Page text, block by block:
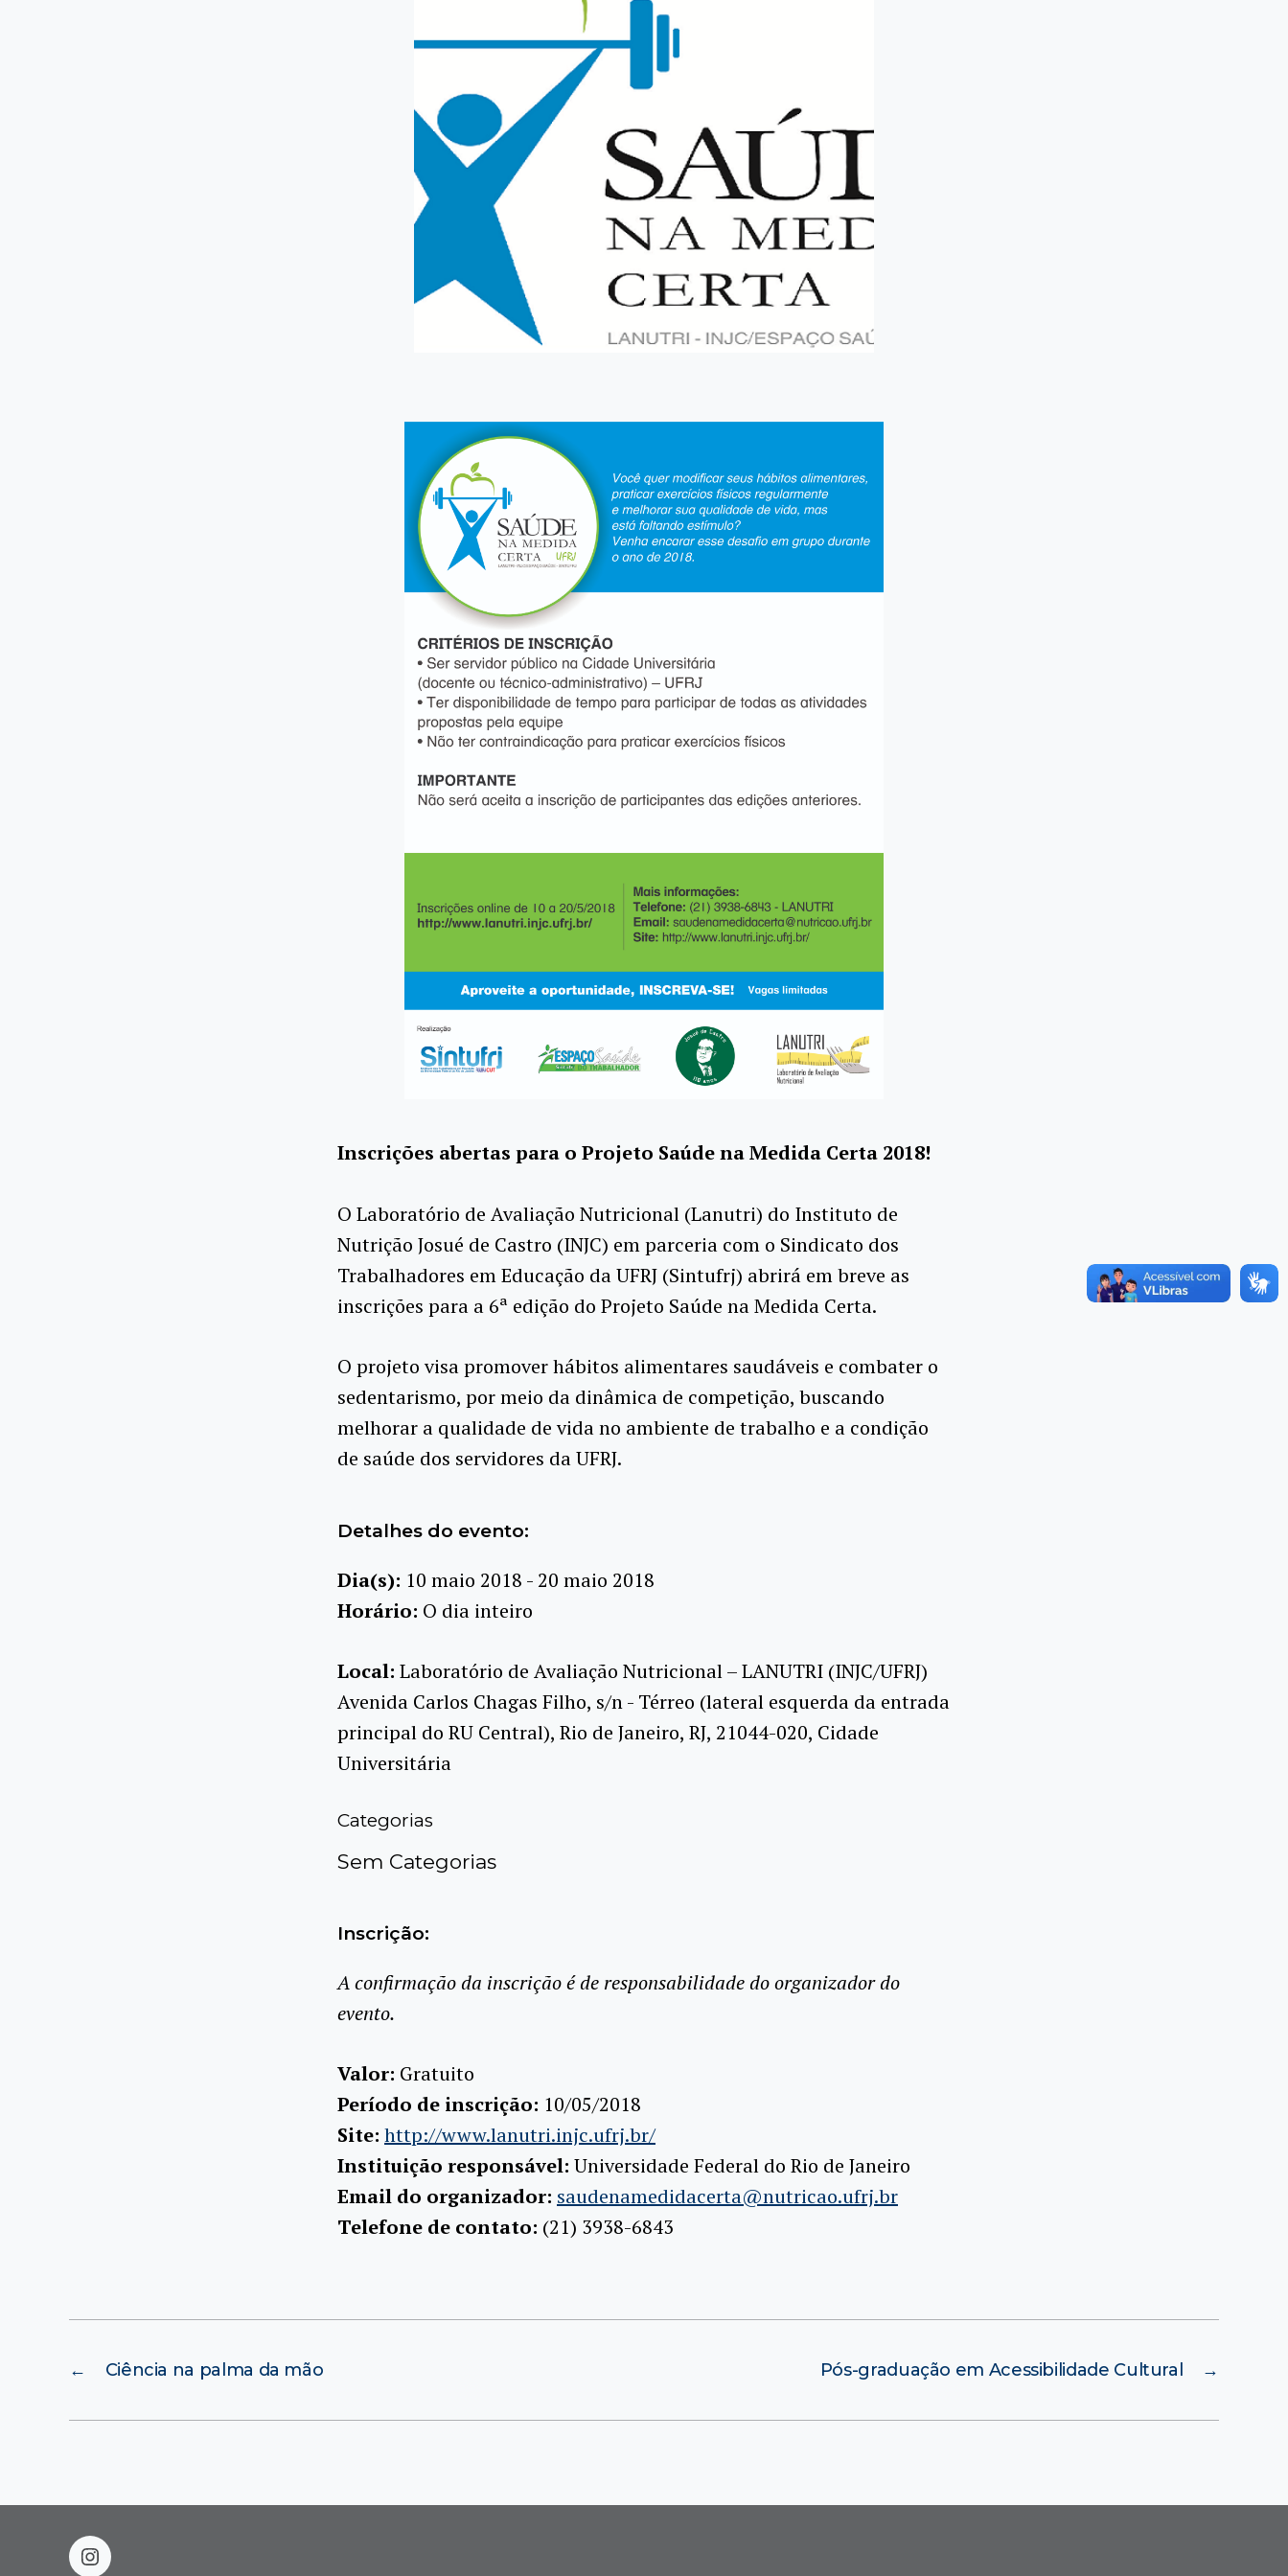
Inscrições abertas para o Projeto Saúde na Medida Certa 2018!
O Laboratório de Avaliação Nutricional (Lanutri) do Instituto de
Nutrição Josué de Castro (INJC) em parceria com o Sindicato dos
Trabalhadores em Educação da UFRJ (Sintufrj) abrirá em breve as
inscrições para a 6ª edição do Projeto Saúde na Medida Certa.
O projeto visa promover hábitos alimentares saudáveis e combater o
sedentarismo, por meio da dinâmica de competição, buscando
melhorar a qualidade de vida no ambiente de trabalho e a condição
de saúde dos servidores da UFRJ.
Detalhes do evento:
Dia(s): 10 maio 2018 - 20 maio 2018
Horário: O dia inteiro
Local: Laboratório de Avaliação Nutricional – LANUTRI (INJC/UFRJ)
Avenida Carlos Chagas Filho, s/n - Térreo (lateral esquerda da entrada
principal do RU Central), Rio de Janeiro, RJ, 21044-020, Cidade
Universitária
Categorias
Sem Categorias
Inscrição:
A confirmação da inscrição é de responsabilidade do organizador do
evento.
Valor: Gratuito
Período de inscrição: 10/05/2018
Site: http://www.lanutri.injc.ufrj.br/
Instituição responsável: Universidade Federal do Rio de Janeiro
Email do organizador: saudenamedidacerta@nutricao.ufrj.br
Telefone de contato: (21) 3938-6843
← Ciência na palma da mão →
Pós-graduação em Acessibilidade Cultural
instagram